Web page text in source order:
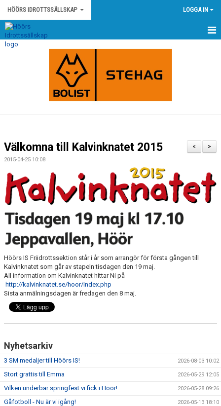
HÖÖRS IDROTTSSÄLLSKAP LOGGA IN
HEM
KLUBBSHOP
KALENDER
MATCHER
OM KLUBBEN
DOKUMENT
SPONSRING
IDROTTSFÖRSÄKRING
MEDLEMSKAP
ANTIDOPING
MEDLEMS- & TRÄNINGSAVGIFTER
TRÄNINGSTIDER
>
<
Välkomna till Kalvinknatet 2015
2015-04-25 10:08
Höörs IS Friidrottssektion står i år som arrangör för första gången till
Kalvinknatet som går av stapeln tisdagen den 19 maj.
All information om Kalvinknatet hittar Ni på
http://kalvinknatet.se/hoor/index.php
Sista anmälningsdagen är fredagen den 8 maj.
Nyhetsarkiv
3 SM medaljer till Höörs IS! 2026-08-03 10:02
Stort grattis till Emma 2026-05-29 12:05
Vilken underbar springfest vi fick i Höör! 2026-05-28 09:26
Gåfotboll - Nu är vi igång! 2026-05-13 18:10